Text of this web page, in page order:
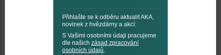
Přihlašte se k odběru aktualit AKA,
novinek z hvězdárny a akcí:
S Vašimi osobními údaji pracujeme
dle našich zásad zpracování
osobních údajů.